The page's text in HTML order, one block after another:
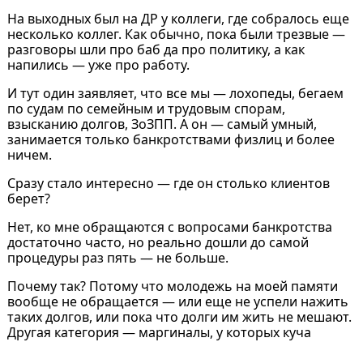
На выходных был на ДР у коллеги, где собралось еще
несколько коллег. Как обычно, пока были трезвые —
разговоры шли про баб да про политику, а как
напились — уже про работу.
И тут один заявляет, что все мы — лохопеды, бегаем
по судам по семейным и трудовым спорам,
взысканию долгов, ЗоЗПП. А он — самый умный,
занимается только банкротствами физлиц и более
ничем.
Сразу стало интересно — где он столько клиентов
берет?
Нет, ко мне обращаются с вопросами банкротства
достаточно часто, но реально дошли до самой
процедуры раз пять — не больше.
Почему так? Потому что молодежь на моей памяти
вообще не обращается — или еще не успели нажить
таких долгов, или пока что долги им жить не мешают.
Другая категория — маргиналы, у которых куча